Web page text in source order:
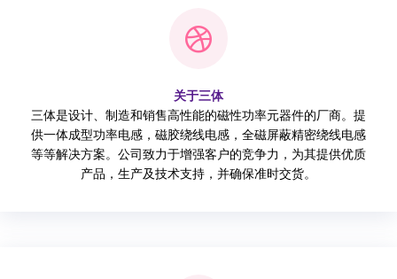
关于三体
三体是设计、制造和销售高性能的磁性功率元器件的厂商。提
供一体成型功率电感，磁胶绕线电感，全磁屏蔽精密绕线电感
等等解决方案。公司致力于增强客户的竞争力，为其提供优质
产品，生产及技术支持，并确保准时交货。